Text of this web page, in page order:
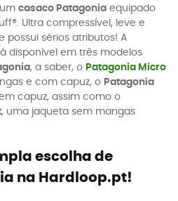
casaco Patagonia equipado
Ultra compressível, leve e
possui sérios atributos! A
disponível em três modelos
, a saber, o Patagonia Micro
e com capuz, o Patagonia
capuz, assim como o
, uma jaqueta sem mangas
escolha de
na Hardloop.pt!